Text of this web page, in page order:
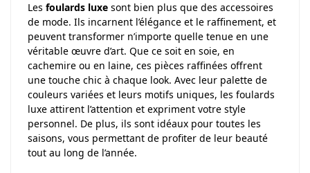
Les foulards luxe sont bien plus que des accessoires
de mode. Ils incarnent l’élégance et le raffinement, et
peuvent transformer n’importe quelle tenue en une
véritable œuvre d’art. Que ce soit en soie, en
cachemire ou en laine, ces pièces raffinées offrent
une touche chic à chaque look. Avec leur palette de
couleurs variées et leurs motifs uniques, les foulards
luxe attirent l’attention et expriment votre style
personnel. De plus, ils sont idéaux pour toutes les
saisons, vous permettant de profiter de leur beauté
tout au long de l’année.